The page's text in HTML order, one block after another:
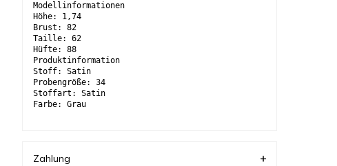
Modellinformationen
Höhe: 1,74
Brust: 82
Taille: 62
Hüfte: 88
Produktinformation
Stoff: Satin
Probengröße: 34
Stoffart: Satin
Farbe: Grau
Zahlung